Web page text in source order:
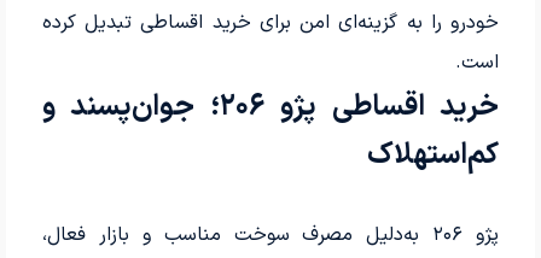
خودرو را به گزینه‌ای امن برای خرید اقساطی تبدیل کرده
است.
خرید اقساطی پژو ۲۰۶؛ جوان‌پسند و
کم‌استهلاک
پژو ۲۰۶ به‌دلیل مصرف سوخت مناسب و بازار فعال،